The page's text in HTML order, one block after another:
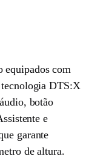
com
DTS:X
botão
e
garante
de altura.